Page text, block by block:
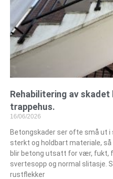
Rehabilitering av
trappehus.
16/06/2026
Betongskader ser ofte små ut
sterkt og holdbart materiale, så
blir betong utsatt for vær, fukt,
svertesopp og normal slitasje.
rustflekker